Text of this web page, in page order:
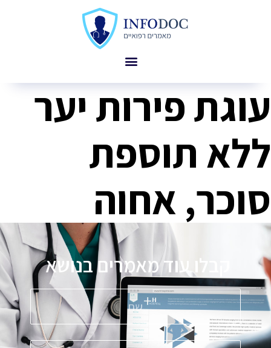
עוגת פירות יער
ללא תוספת
סוכר, אחוה
קבלו עוד מאמרים בנושאפ